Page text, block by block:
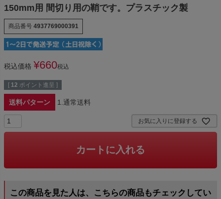
150mm用 間切り用の鞘です。プラスチック製
商品番号 4937769000391
税込価格 ¥660税込
[ 12 ポイント進呈 ]
送料パターン 1.通常送料
お気に入りに登録する
カートに入れる
この商品を見た人は、こちらの商品もチェックしてい